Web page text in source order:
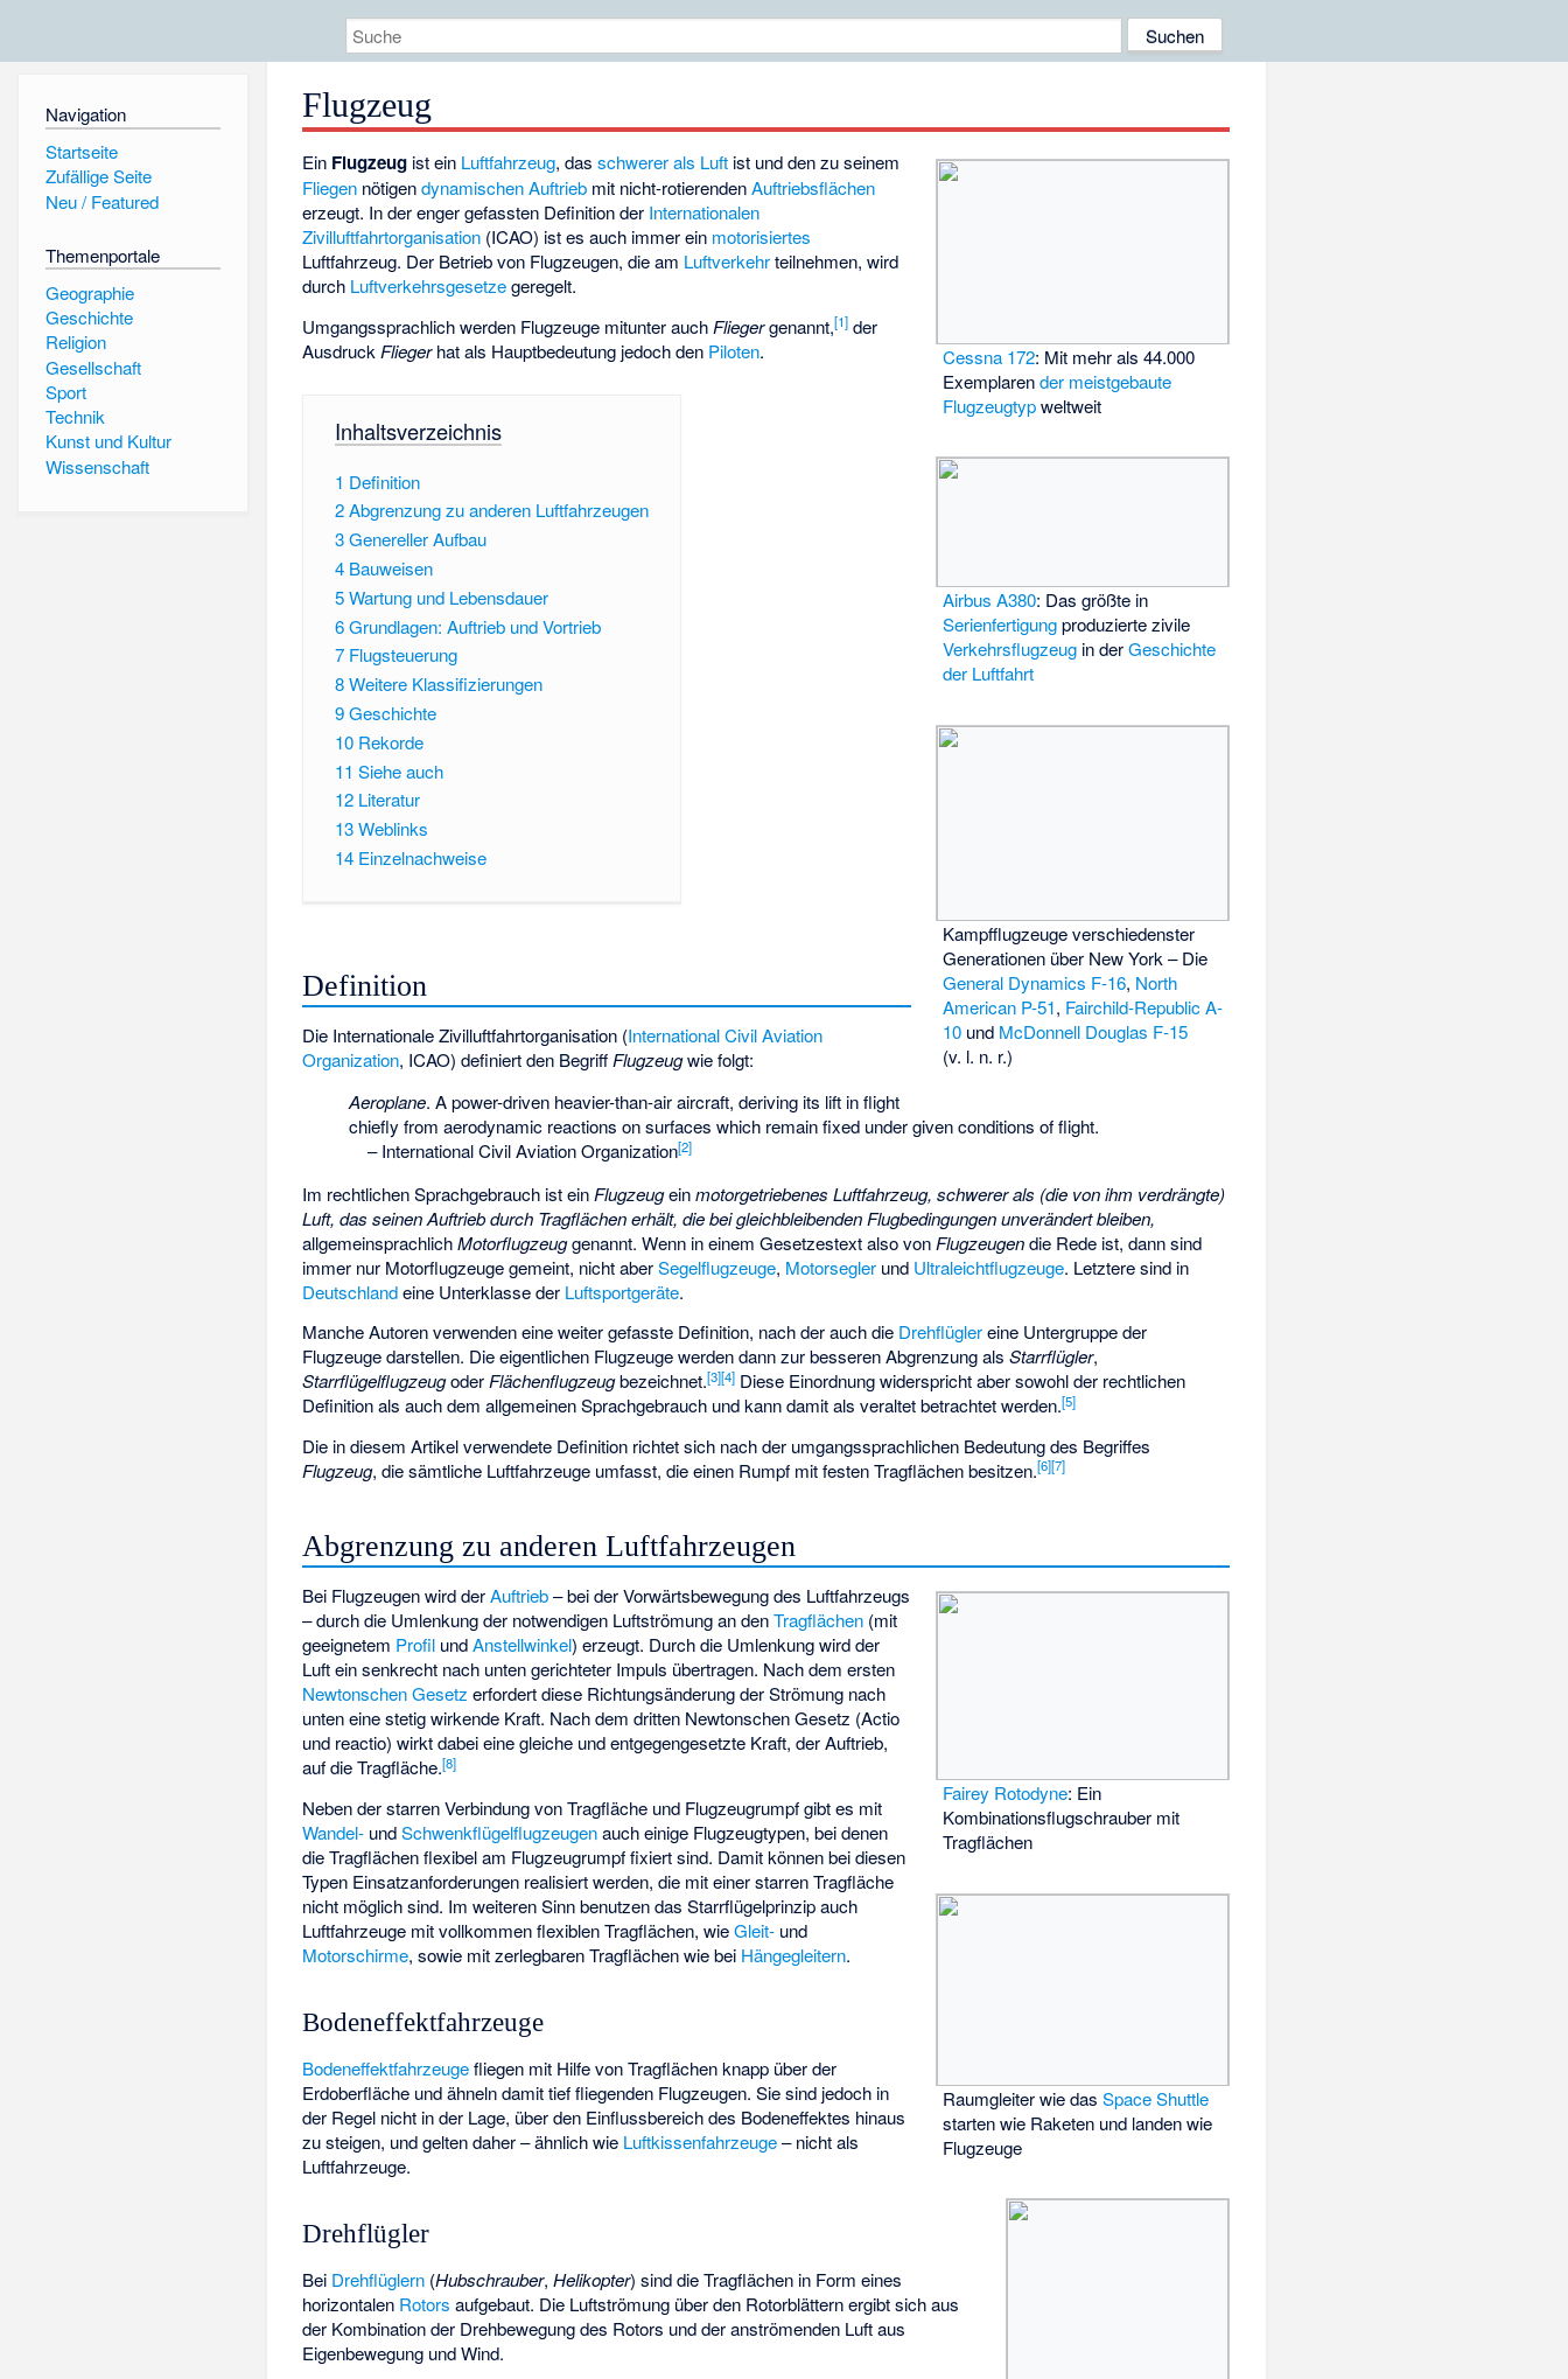
Navigation
Startseite
Zufällige Seite
Neu / Featured
Themenportale
Geographie
Geschichte
Religion
Gesellschaft
Sport
Technik
Kunst und Kultur
Wissenschaft
Flugzeug
Cessna 172: Mit mehr als 44.000
Exemplarender meistgebaute
Flugzeugtypweltweit
Airbus A380: Das größte in
Serienfertigungproduzierte zivile
Verkehrsflugzeug in derGeschichte
der Luftfahrt
Kampfflugzeuge verschiedenster
Generationen über New York – Die
General Dynamics F-16, North
American P-51, Fairchild-Republic A-
10 und McDonnell Douglas F-15
(v. l. n. r.)
Ein Flugzeug ist ein Luftfahrzeug, dasschwerer als Luft ist und den zu seinem
Fliegen nötigendynamischen Auftrieb mit nicht-rotierendenAuftriebsflächen
erzeugt. In der enger gefassten Definition der Internationalen
Zivilluftfahrtorganisation (ICAO) ist es auch immer ein motorisiertes
Luftfahrzeug. Der Betrieb von Flugzeugen, die am Luftverkehrteilnehmen, wird
durch Luftverkehrsgesetzegeregelt.
Umgangssprachlich werden Flugzeuge mitunter auch Fliegergenannt,[1] der
Ausdruck Fliegerhat als Hauptbedeutung jedoch den Piloten.
Inhaltsverzeichnis
1 Definition
2Abgrenzung zu anderen Luftfahrzeugen
3Genereller Aufbau
4 Bauweisen
5Wartung und Lebensdauer
6Grundlagen: Auftrieb und Vortrieb
7 Flugsteuerung
8Weitere Klassifizierungen
9Geschichte
10 Rekorde
11 Siehe auch
12 Literatur
13Weblinks
14 Einzelnachweise
Definition
Die Internationale Zivilluftfahrtorganisation (International Civil Aviation
Organization, ICAO) definiert den BegriffFlugzeugwie folgt:
Aeroplane. A power-driven heavier-than-air aircraft, deriving its lift in flight
chiefly from aerodynamic reactions on surfaces which remain fixed under given conditions of flight.
–International Civil Aviation Organization[2]
Im rechtlichen Sprachgebrauch ist ein Flugzeugeinmotorgetriebenes Luftfahrzeug, schwerer als (die von ihm verdrängte)
Luft, das seinen Auftrieb durch Tragflächen erhält, die bei gleichbleibenden Flugbedingungen unverändert bleiben,
allgemeinsprachlichMotorflugzeuggenannt. Wenn in einem Gesetzestext also von Flugzeugendie Rede ist, dann sind
immer nur Motorflugzeuge gemeint, nicht aberSegelflugzeuge, Motorsegler und Ultraleichtflugzeuge. Letztere sind in
Deutschlandeine Unterklasse der Luftsportgeräte.
Manche Autoren verwenden eine weiter gefasste Definition, nach der auch die Drehflüglereine Untergruppe der
Flugzeuge darstellen. Die eigentlichen Flugzeuge werden dann zur besseren Abgrenzung alsStarrflügler,
StarrflügelflugzeugoderFlächenflugzeugbezeichnet.[3][4] Diese Einordnung widerspricht aber sowohl der rechtlichen
Definition als auch dem allgemeinen Sprachgebrauch und kann damit als veraltet betrachtet werden.[5]
Die in diesem Artikel verwendete Definition richtet sich nach der umgangssprachlichen Bedeutung des Begriffes
Flugzeug, die sämtliche Luftfahrzeuge umfasst, die einen Rumpf mit festen Tragflächen besitzen.[6][7]
Abgrenzung zu anderen Luftfahrzeugen
Fairey Rotodyne: Ein
Kombinationsflugschrauber mit
Tragflächen
Raumgleiter wie dasSpace Shuttle
starten wie Raketen und landen wie
Flugzeuge
Bei Flugzeugen wird derAuftrieb– bei der Vorwärtsbewegung des Luftfahrzeugs
– durch die Umlenkung der notwendigen Luftströmung an denTragflächen (mit
geeignetem Profil undAnstellwinkel) erzeugt. Durch die Umlenkung wird der
Luft ein senkrecht nach unten gerichteter Impuls übertragen. Nach dem ersten
Newtonschen Gesetz erfordert diese Richtungsänderung der Strömung nach
unten eine stetig wirkende Kraft. Nach dem dritten Newtonschen Gesetz (Actio
und reactio) wirkt dabei eine gleiche und entgegengesetzte Kraft, der Auftrieb,
auf die Tragfläche.[8]
Neben der starren Verbindung von Tragfläche und Flugzeugrumpf gibt es mit
Wandel- undSchwenkflügelflugzeugenauch einige Flugzeugtypen, bei denen
die Tragflächen flexibel am Flugzeugrumpf fixiert sind. Damit können bei diesen
Typen Einsatzanforderungen realisiert werden, die mit einer starren Tragfläche
nicht möglich sind. Im weiteren Sinn benutzen das Starrflügelprinzip auch
Luftfahrzeuge mit vollkommen flexiblen Tragflächen, wieGleit- und
Motorschirme, sowie mit zerlegbaren Tragflächen wie bei Hängegleitern.
Bodeneffektfahrzeuge
Bodeneffektfahrzeugefliegen mit Hilfe von Tragflächen knapp über der
Erdoberfläche und ähneln damit tief fliegenden Flugzeugen. Sie sind jedoch in
der Regel nicht in der Lage, über den Einflussbereich des Bodeneffektes hinaus
zu steigen, und gelten daher – ähnlich wie Luftkissenfahrzeuge– nicht als
Luftfahrzeuge.
Drehflügler
Bei Drehflüglern (Hubschrauber,Helikopter) sind die Tragflächen in Form eines
horizontalen Rotors aufgebaut. Die Luftströmung über den Rotorblättern ergibt sich aus
der Kombination der Drehbewegung des Rotors und der anströmenden Luft aus
Eigenbewegung und Wind.